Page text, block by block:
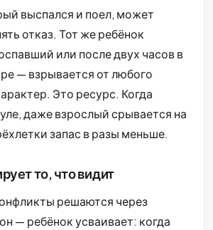
выспался и поел, может
отказ. Тот же ребёнок
или после двух часов в
— взрывается от любого
Это ресурс. Когда
даже взрослый срывается на
запас в разы меньше.
то, что видит
решаются через
— ребёнок усваивает: когда